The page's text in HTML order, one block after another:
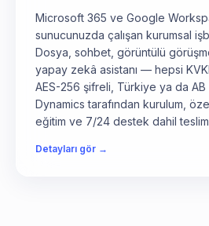
Microsoft 365 ve Google
sunucunuzda çalışan kurumsal
Dosya, sohbet, görüntülü
yapay zekâ asistanı — hepsi
AES-256 şifreli, Türkiye ya da
Dynamics tarafından kurulum,
eğitim ve 7/24 destek dahil
Detayları gör →